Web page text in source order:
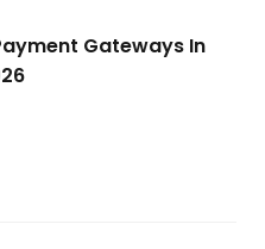
Gateways In